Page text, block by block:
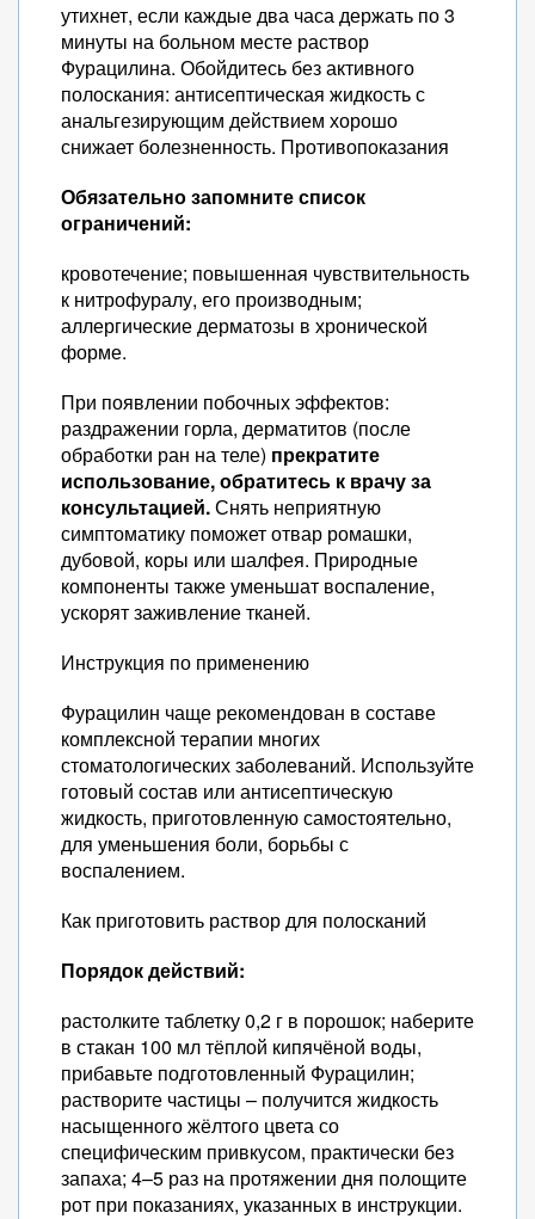
утихнет, если каждые два часа держать по 3
минуты на больном месте раствор
Фурацилина. Обойдитесь без активного
полоскания: антисептическая жидкость с
анальгезирующим действием хорошо
снижает болезненность. Противопоказания
Обязательно запомните список
ограничений:
кровотечение; повышенная чувствительность
к нитрофуралу, его производным;
аллергические дерматозы в хронической
форме.
При появлении побочных эффектов:
раздражении горла, дерматитов (после
обработки ран на теле) прекратите
использование, обратитесь к врачу за
консультацией.Снять неприятную
симптоматику поможет отвар ромашки,
дубовой, коры или шалфея. Природные
компоненты также уменьшат воспаление,
ускорят заживление тканей.
Инструкция по применению
Фурацилин чаще рекомендован в составе
комплексной терапии многих
стоматологических заболеваний. Используйте
готовый состав или антисептическую
жидкость, приготовленную самостоятельно,
для уменьшения боли, борьбы с
воспалением.
Как приготовить раствор для полосканий
Порядок действий:
растолките таблетку 0,2 г в порошок; наберите
в стакан 100 мл тёплой кипячёной воды,
прибавьте подготовленный Фурацилин;
растворите частицы – получится жидкость
насыщенного жёлтого цвета со
специфическим привкусом, практически без
запаха; 4–5 раз на протяжении дня полощите
рот при показаниях, указанных в инструкции.